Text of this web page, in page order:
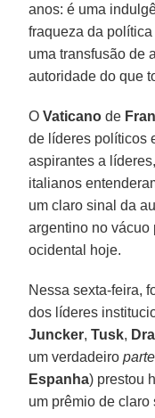
anos: é uma
fraqueza da
uma transfusão de
autoridade do que
OVaticano de
de líderes políticos
aspirantes a
italianos
um claro sinal da
argentino no vácuo
ocidental hoje.
Nessa sexta-feira,
dos líderes
Juncker,Tusk,
um verdadeiro
Espanha) prestou
um prêmio de